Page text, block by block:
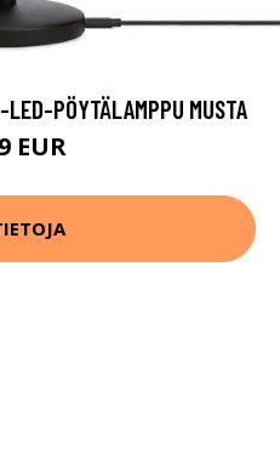
PÖYTÄLAMPPU MUSTA
EUR